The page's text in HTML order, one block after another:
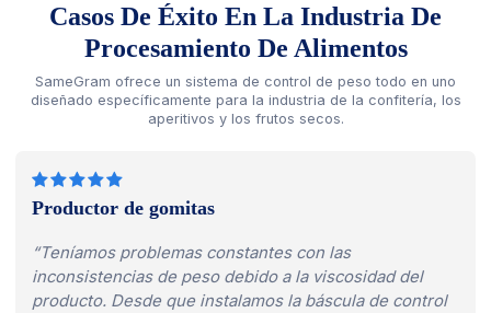
Casos De Éxito En La Industria De
Procesamiento De Alimentos
SameGram ofrece un sistema de control de peso todo en uno
diseñado específicamente para la industria de la confitería, los
aperitivos y los frutos secos.
Productor de gomitas
“Teníamos problemas constantes con las
inconsistencias de peso debido a la viscosidad del
producto. Desde que instalamos la báscula de control